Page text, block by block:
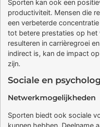
Sporten kan ook een
productiviteit. Mensen die
een verbeterde
tot betere prestaties op
resulteren in carrièregroei
indirect is, kan de impact
zijn.
Sociale en
Netwerkmogelijkheden
Sporten biedt ook sociale
kunnen hebben. Deelname